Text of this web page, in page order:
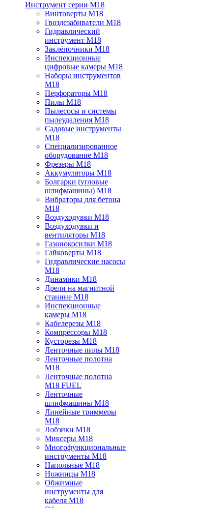
Инструмент серии M18
Винтоверты M18
Гвоздезабиватели M18
Гидравлический
инструмент M18
Заклёпочники M18
Инспекционные
цифровые камеры M18
Наборы инструментов
M18
Перфораторы M18
Пилы M18
Пылесосы и системы
пылеудаления M18
Садовые инструменты
M18
Специализированное
оборудование M18
Фрезеры M18
Аккумуляторы M18
Болгарки (угловые
шлифмашины) M18
Вибраторы для бетона
M18
Воздуходувки M18
Воздуходувки и
вентиляторы M18
Газонокосилки M18
Гайковерты M18
Гидравлические насосы
M18
Динамики M18
Дрели на магнитной
станине M18
Инспекционные
камеры M18
Кабелерезы M18
Компрессоры M18
Кусторезы M18
Ленточные пилы M18
Ленточные полотна
M18
Ленточные полотна
M18 FUEL
Ленточные
шлифмашины M18
Линейные триммеры
M18
Лобзики M18
Миксеры M18
Многофункциональные
инструменты M18
Напольные M18
Ножницы M18
Обжимные
инструменты для
кабеля M18